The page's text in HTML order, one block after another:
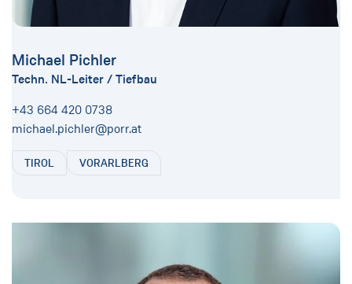
Michael Pichler
Techn. NL-Leiter / Tiefbau
+43 664 420 0738
michael.pichler@porr.at
TIROL VORARLBERG